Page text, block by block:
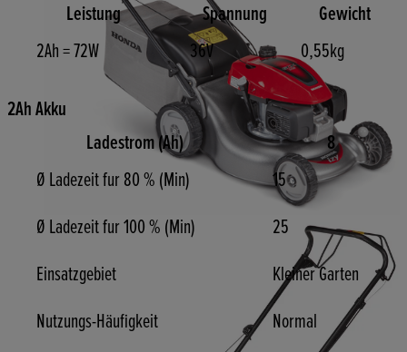
Leistung
Spannung
Gewicht
2Ah = 72W
36V 0,55kg
2Ah Akku
Ladestrom (Ah)
8
Ø Ladezeit fur 80 % (Min)
15
Ø Ladezeit fur 100 % (Min)
25
Einsatzgebiet
Kleiner Garten
Nutzungs-Häufigkeit
Normal